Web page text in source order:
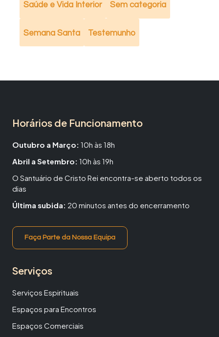
Saúde e Vida Interior Sem categoria
Semana Santa Testemunho
Horários de Funcionamento
Outubro a Março: 10h às 18h
Abril a Setembro: 10h às 19h
O Santuário de Cristo Rei encontra-se aberto todos os
dias
Última subida: 20 minutos antes do encerramento
Faça Parte da Nossa Equipa
Serviços
Serviços Espirituais
Espaços para Encontros
Espaços Comerciais